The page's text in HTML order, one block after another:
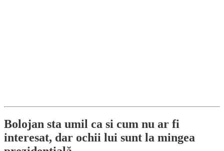
Bolojan sta umil ca si cum nu ar fi
interesat, dar ochii lui sunt la mingea